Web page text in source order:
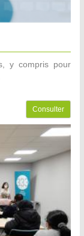
y compris pour
Consulter